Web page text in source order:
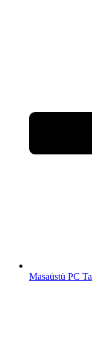
Masaüstü PC